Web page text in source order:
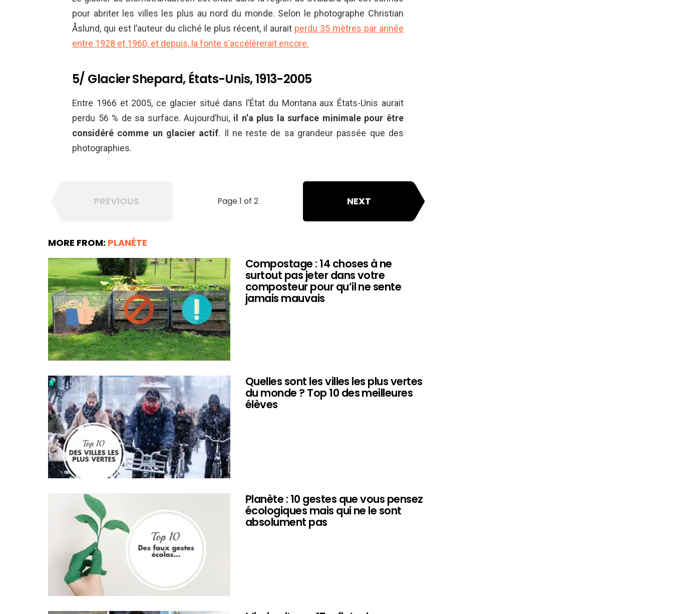
pour abriter les villes les plus au nord du monde. Selon le photographe Christian
Åslund, qui est l’auteur du cliché le plus récent, il aurait perdu 35 mètres par année
entre 1928 et 1960, et depuis, la fonte s’accélérerait encore.
5/ Glacier Shepard, États-Unis, 1913-2005
Entre 1966 et 2005, ce glacier situé dans l’État du Montana aux États-Unis aurait
perdu 56 % de sa surface. Aujourd’hui, il n’a plus la surface minimale pour être
considéré comme un glacier actif. Il ne reste de sa grandeur passée que des
photographies.
Page 1 of 2
PREVIOUS NEXT
MORE FROM: PLANÈTE
Compostage : 14 choses à ne
surtout pas jeter dans votre
composteur pour qu’il ne sente
jamais mauvais
Quelles sont les villes les plus vertes
du monde ? Top 10 des meilleures
élèves
Planète : 10 gestes que vous pensez
écologiques mais qui ne le sont
absolument pas